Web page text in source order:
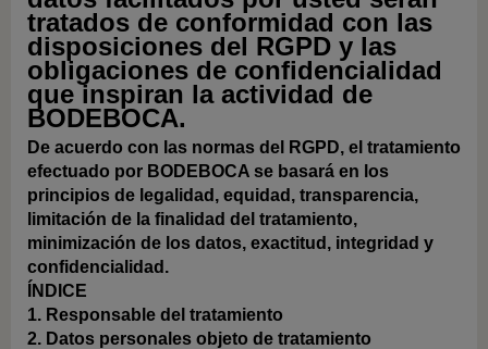
tratados de conformidad con las
disposiciones del RGPD y las
obligaciones de confidencialidad
que inspiran la actividad de
BODEBOCA.
De acuerdo con las normas del RGPD, el tratamiento
efectuado por BODEBOCA se basará en los
principios de legalidad, equidad, transparencia,
limitación de la finalidad del tratamiento,
minimización de los datos, exactitud, integridad y
confidencialidad.
ÍNDICE
1. Responsable del tratamiento
2. Datos personales objeto de tratamiento